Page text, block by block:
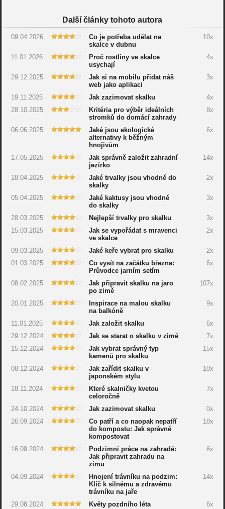
Další články tohoto autora
09.04.2026
Co je potřeba udělat na
skalce v dubnu
10x
11.01.2026
Proč rostliny ve skalce
usychají
4x
29.12.2025
Jak si na mobilu přidat náš
web jako aplikaci
3x
19.11.2025 Jak zazimovat skalku
4x
28.10.2025
Kritéria pro výběr ideálních
stromků do domácí zahrady
8x
06.06.2025
Jaké jsou ekologické
alternativy k běžným
hnojivům
6x
17.05.2025
Jak správně založit zahradní
jezírko
14x
18.04.2025
Jaké trvalky jsou vhodné do
skalky
2x
05.04.2025
Jaké kaktusy jsou vhodné
do skalky
3x
28.03.2025 Nejlepší trvalky pro skalku
3x
15.03.2025
Jak se vypořádat s mravenci
ve skalce
2x
09.03.2025 Jaké keře vybrat pro skalku
2x
01.03.2025
Co vysít na začátku března:
Průvodce jarním setím
6x
08.02.2025
Jak připravit skalku na jaro
po zimě
107x
20.01.2025
Inspirace na malou skalku
na balkóně
9x
11.01.2025 Jak založit skalku
6x
29.12.2024
Jak se starat o skalku v zimě
7x
15.12.2024
Jak vybrat správný typ
kamenů pro skalku
15x
08.12.2024
Jak zařídit skalku v
japonském stylu
10x
18.11.2024
Které skalničky kvetou
celoročně
7x
24.10.2024 Jak zazimovat skalku
0x
26.09.2024
Co patří a co naopak nepatří
do kompostu: Jak správně
kompostovat
18x
16.09.2024
Podzimní práce na zahradě:
Jak připravit zahradu na
zimu
6x
04.09.2024
Hnojení trávníku na podzim:
Klíč k silnému a zdravému
trávníku na jaře
14x
29.08.2024 Květy pozdního léta 6x